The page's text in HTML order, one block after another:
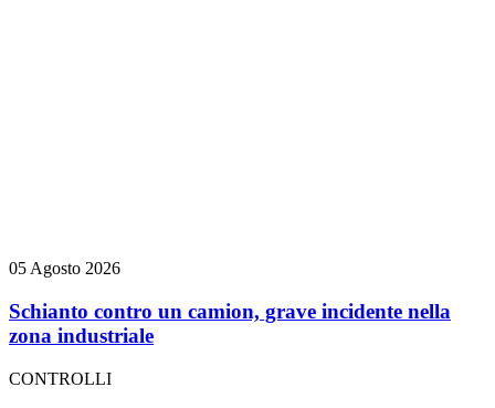
05 Agosto 2026
Schianto contro un camion, grave incidente nella
zona industriale
CONTROLLI